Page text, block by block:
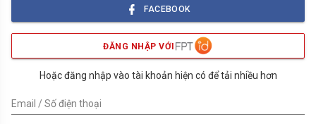
FACEBOOK
ĐĂNG NHẬP VỚI
Hoặc đăng nhập vào tài khoản hiện có để tải nhiều hơn
Email / Số điện thoại